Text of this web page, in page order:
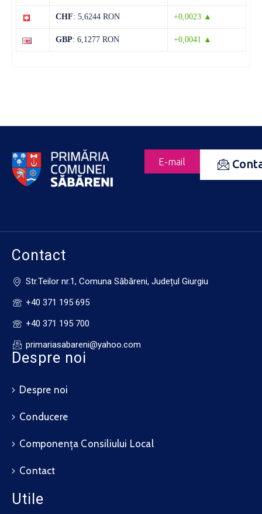
CHF: 5,6244 RON +0,0023 ▲
GBP: 6,1277 RON +0,0041 ▲
E-mail
Contact
Str.Teilor nr.1, Comuna Săbăreni, Județul Giurgiu
+40 371 195 695
+40 371 195 700
primariasabareni@yahoo.com
Despre noi
Despre noi
Conducere
Componența Consiliului Local
Contact
Utile